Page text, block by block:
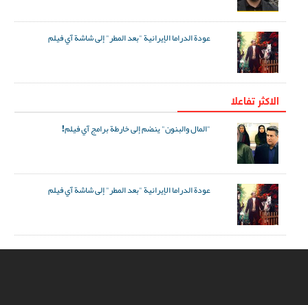
عودة الدراما الإيرانية "بعد المطر" إلى شاشة آي فيلم
الاکثر تفاعلا
"المال والبنون" ينضم إلى خارطة برامج آي فيلم!
عودة الدراما الإيرانية "بعد المطر" إلى شاشة آي فيلم